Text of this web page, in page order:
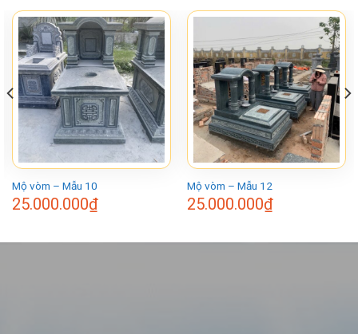
Mộ vòm – Mẫu 10
25.000.000₫
Mộ vòm – Mẫu 12
25.000.000₫